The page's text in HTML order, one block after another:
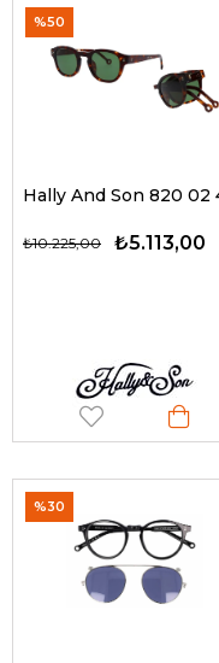
₺5.113,00
₺10.225,00
%50
%30